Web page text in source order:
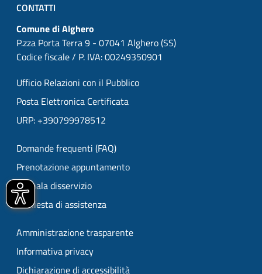
CONTATTI
Comune di Alghero
P.zza Porta Terra 9 - 07041 Alghero (SS)
Codice fiscale / P. IVA: 00249350901
Ufficio Relazioni con il Pubblico
Posta Elettronica Certificata
URP: +390799978512
Domande frequenti (FAQ)
Prenotazione appuntamento
Segnala disservizio
Richiesta di assistenza
Amministrazione trasparente
Informativa privacy
Dichiarazione di accessibilità